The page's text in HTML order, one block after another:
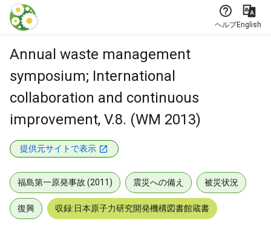
本文に飛ぶ
ヘルプEnglish
Annual waste management
symposium; International
collaboration and continuous
improvement, V.8. (WM 2013)
提供元サイトで表示
福島第一原発事故 (2011) 震災への備え 被災状況
復興 収録:日本原子力研究開発機構図書館蔵書